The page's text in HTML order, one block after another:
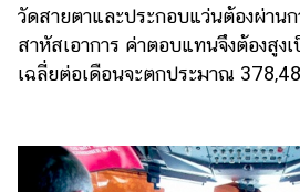
วัดสายตาและประกอบแว่นต้องผ่าน
สาหัสเอาการ ค่าตอบแทนจึงต้องสูง
เฉลี่ยต่อเดือนจะตกประมาณ